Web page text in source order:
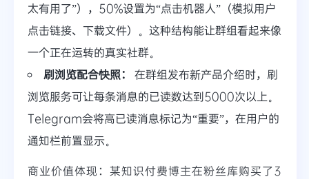
太有用了”），50%设置为“点击机器人”（模拟用户
点击链接、下载文件）。这种结构能让群组看起来像
一个正在运转的真实社群。
刷浏览配合快照：
在群组发布新产品介绍时，刷
浏览服务可让每条消息的已读数达到5000次以上。
Telegram会将高已读消息标记为“重要”，在用户的
通知栏前置显示。
商业价值体现：某知识付费博主在粉丝库购买了3